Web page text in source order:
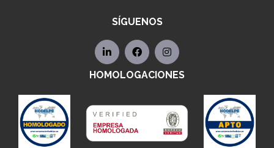
SÍGUENOS
HOMOLOGACIONES